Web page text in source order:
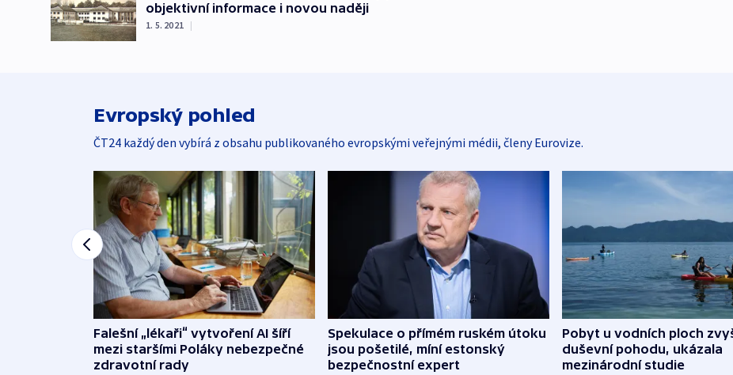
objektivní informace i novou naději
1. 5. 2021 |
Evropský pohled
ČT24 každý den vybírá z obsahu publikovaného evropskými veřejnými médii, členy Eurovize.
Falešní „lékaři“ vytvoření AI šíří
mezi staršími Poláky nebezpečné
zdravotní rady
Spekulace o přímém ruském útoku
jsou pošetilé, míní estonský
bezpečnostní expert
Pobyt u vodních ploch
duševní pohodu, ukázala
mezinárodní studie